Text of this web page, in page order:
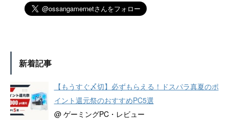
新着記事
【もうすぐ〆切】必ずもらえる！ドスパラ真夏のポ
イント還元祭のおすすめPC5選
@ ゲーミングPC・レビュー